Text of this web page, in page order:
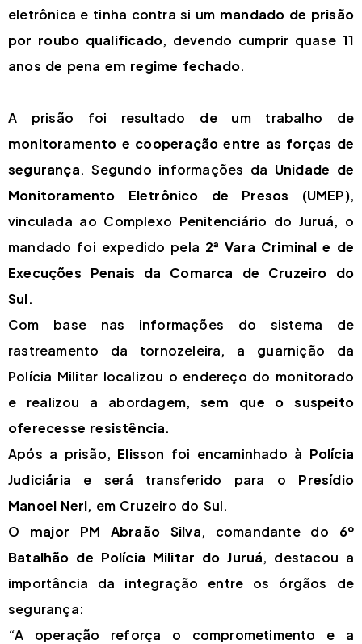
eletrônica e tinha contra si um mandado de prisão
por roubo qualificado, devendo cumprir quase 11
anos de pena em regime fechado.
A prisão foi resultado de um trabalho de
monitoramento e cooperação entre as forças de
segurança. Segundo informações da Unidade de
Monitoramento Eletrônico de Presos (UMEP),
vinculada ao Complexo Penitenciário do Juruá, o
mandado foi expedido pela 2ª Vara Criminal e de
Execuções Penais da Comarca de Cruzeiro do
Sul.
Com base nas informações do sistema de
rastreamento da tornozeleira, a guarnição da
Polícia Militar localizou o endereço do monitorado
e realizou a abordagem, sem que o suspeito
oferecesse resistência.
Após a prisão, Elisson foi encaminhado à Polícia
Judiciária e será transferido para o Presídio
Manoel Neri, em Cruzeiro do Sul.
O major PM Abraão Silva, comandante do 6º
Batalhão de Polícia Militar do Juruá, destacou a
importância da integração entre os órgãos de
segurança:
“A operação reforça o comprometimento e a